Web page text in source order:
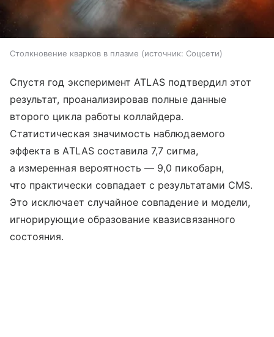
Столкновение кварков в плазме источник: Соцсети
Спустя год эксперимент ATLAS подтвердил этот
результат, проанализировав полные данные
второго цикла работы коллайдера.
Статистическая значимость наблюдаемого
эффекта в ATLAS составила 7,7 сигма,
а измеренная вероятность — 9,0 пикобарн,
что практически совпадает с результатами CMS.
Это исключает случайное совпадение и модели,
игнорирующие образование квазисвязанного
состояния.